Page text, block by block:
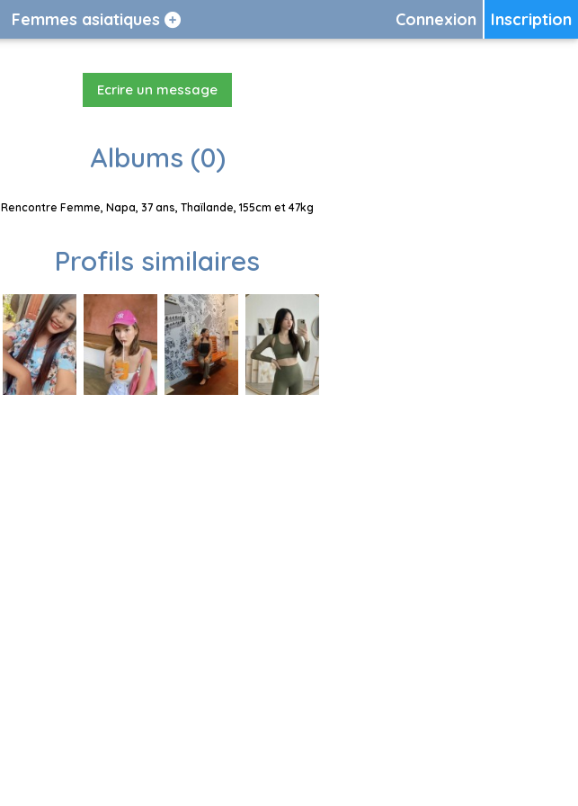
Inscription
Connexion
Femmes asiatiques
Ecrire un message
Albums (0)
Rencontre Femme, Napa, 37 ans, Thaïlande, 155cm et 47kg
Profils similaires